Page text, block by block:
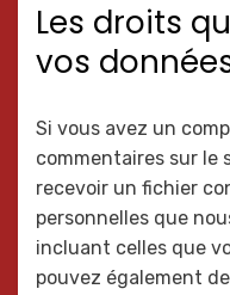
Les droits
vos
Si vous avez un
commentaires sur le
recevoir un fichier
personnelles que
incluant celles que
pouvez également